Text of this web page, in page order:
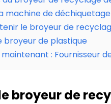
machine de
le broyeur de
broyeur de plastique
: Fournisseur
broyeur de